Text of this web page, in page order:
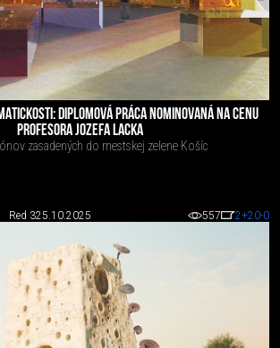
DIPLOMOVÁ PRÁCA NOMINOVANÁ NA CENU
PROFESORA JOZEFA LACKA
zasadených do mestskej zelene Košíc
Red 325.10.2025 557 2+20-0